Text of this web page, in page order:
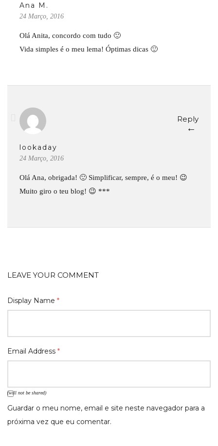
Ana M.
24 Março, 2016
Olá Anita, concordo com tudo 🙂
Vida simples é o meu lema! Óptimas dicas 🙂
lookaday
24 Março, 2016
Reply
←
Olá Ana, obrigada! 🙂 Simplificar, sempre, é o meu! 😉
Muito giro o teu blog! 😉 ***
LEAVE YOUR COMMENT
Display Name *
Email Address *
(will not be shared)
Guardar o meu nome, email e site neste navegador para a
próxima vez que eu comentar.